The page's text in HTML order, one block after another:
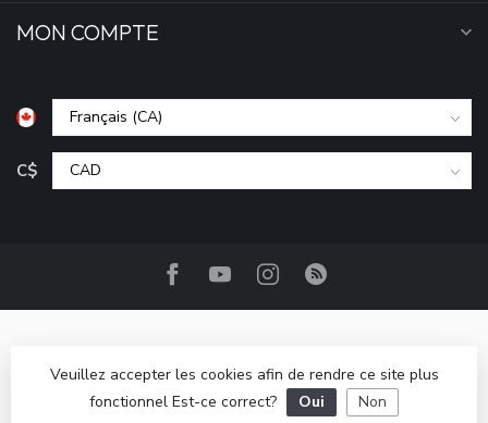
MON COMPTE
C$
© Copyright 2026 Camp Base.ca- Powered by Lightspeed
Veuillez accepter les cookies afin de rendre ce site plus
fonctionnel Est-ce correct?
Oui Non